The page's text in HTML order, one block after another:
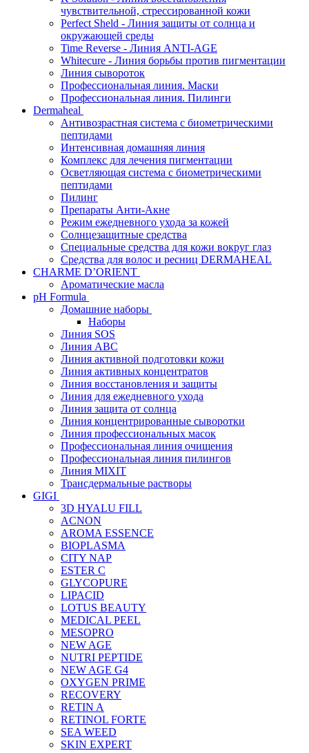
чувствительной, стрессированной кожи
Perfect Sheld - Линия защиты от солнца и
окружающей среды
Time Reverse - Линия ANTI-AGE
Whitecure - Линия борьбы против пигментации
Линия сывороток
Профессиональная линия. Маски
Профессиональная линия. Пилинги
Dermaheal
Антивозрастная система с биометрическими
пептидами
Интенсивная домашняя линия
Комплекс для лечения пигментации
Осветляющая система с биометрическими
пептидами
Пилинг
Препараты Анти-Акне
Режим ежедневного ухода за кожей
Солнцезащитные средства
Специальные средства для кожи вокруг глаз
Средства для волос и ресниц DERMAHEAL
CHARME D’ORIENT
Ароматические масла
pH Formula
Домашние наборы
Наборы
Линия SOS
Линия АВС
Линия активной подготовки кожи
Линия активных концентратов
Линия восстановления и защиты
Линия для ежедневного ухода
Линия защита от солнца
Линия концентрированные сыворотки
Линия профессиональных масок
Профессиональная линия очищения
Профессиональная линия пилингов
Линия MIXIT
Трансдермальные растворы
GIGI
3D HYALU FILL
ACNON
AROMA ESSENCE
BIOPLASMA
CITY NAP
ESTER C
GLYCOPURE
LIPACID
LOTUS BEAUTY
MEDICAL PEEL
MESOPRO
NEW AGE
NUTRI PEPTIDE
NEW AGE G4
OXYGEN PRIME
RECOVERY
RETIN A
RETINOL FORTE
SEA WEED
SKIN EXPERT